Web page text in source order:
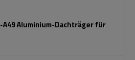
A49 Aluminium-Dachträger für